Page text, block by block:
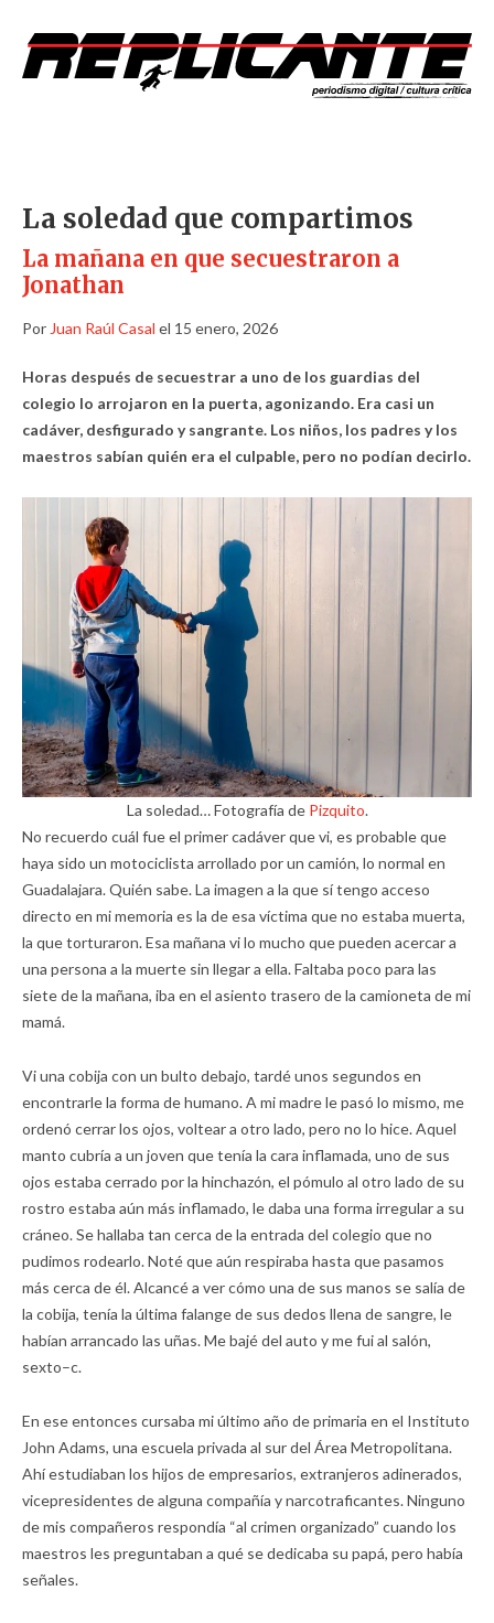
La soledad que compartimos
La mañana en que secuestraron a
Jonathan
Por Juan Raúl Casal el 15 enero, 2026
Horas después de secuestrar a uno de los guardias del
colegio lo arrojaron en la puerta, agonizando. Era casi un
cadáver, desfigurado y sangrante. Los niños, los padres y los
maestros sabían quién era el culpable, pero no podían decirlo.
La soledad… Fotografía de Pizquito.
No recuerdo cuál fue el primer cadáver que vi, es probable que
haya sido un motociclista arrollado por un camión, lo normal en
Guadalajara. Quién sabe. La imagen a la que sí tengo acceso
directo en mi memoria es la de esa víctima que no estaba muerta,
la que torturaron. Esa mañana vi lo mucho que pueden acercar a
una persona a la muerte sin llegar a ella. Faltaba poco para las
siete de la mañana, iba en el asiento trasero de la camioneta de mi
mamá.
Vi una cobija con un bulto debajo, tardé unos segundos en
encontrarle la forma de humano. A mi madre le pasó lo mismo, me
ordenó cerrar los ojos, voltear a otro lado, pero no lo hice. Aquel
manto cubría a un joven que tenía la cara inflamada, uno de sus
ojos estaba cerrado por la hinchazón, el pómulo al otro lado de su
rostro estaba aún más inflamado, le daba una forma irregular a su
cráneo. Se hallaba tan cerca de la entrada del colegio que no
pudimos rodearlo. Noté que aún respiraba hasta que pasamos
más cerca de él. Alcancé a ver cómo una de sus manos se salía de
la cobija, tenía la última falange de sus dedos llena de sangre, le
habían arrancado las uñas. Me bajé del auto y me fui al salón,
sexto–c.
En ese entonces cursaba mi último año de primaria en el Instituto
John Adams, una escuela privada al sur del Área Metropolitana.
Ahí estudiaban los hijos de empresarios, extranjeros adinerados,
vicepresidentes de alguna compañía y narcotraficantes. Ninguno
de mis compañeros respondía “al crimen organizado” cuando los
maestros les preguntaban a qué se dedicaba su papá, pero había
señales.